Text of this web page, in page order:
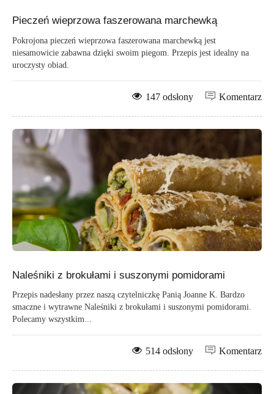
Pieczeń wieprzowa faszerowana marchewką
Pokrojona pieczeń wieprzowa faszerowana marchewką jest
niesamowicie zabawna dzięki swoim piegom. Przepis jest idealny na
uroczysty obiad.
Komentarz
147 odsłony
Naleśniki z brokułami i suszonymi pomidorami
Przepis nadesłany przez naszą czytelniczkę Panią Joanne K. Bardzo
smaczne i wytrawne Naleśniki z brokułami i suszonymi pomidorami.
Polecamy wszystkim...
Komentarz
514 odsłony